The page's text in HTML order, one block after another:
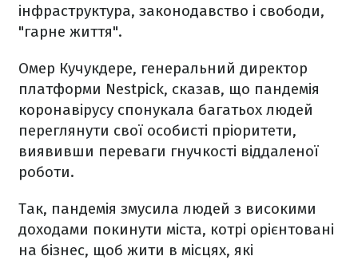
інфраструктура, законодавство і свободи,
"гарне життя".
Омер Кучукдере, генеральний директор
платформи Nestpick, сказав, що пандемія
коронавірусу спонукала багатьох людей
переглянути свої особисті пріоритети,
виявивши переваги гнучкості віддаленої
роботи.
Так, пандемія змусила людей з високими
доходами покинути міста, котрі орієнтовані
на бізнес, щоб жити в місцях, які